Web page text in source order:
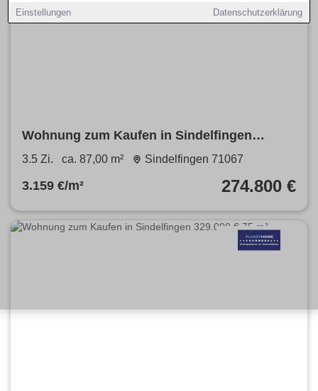
Einstellungen Datenschutzerklärung
Wohnung zum Kaufen in Sindelfingen
274.800 € 87 m²
3.5 Zi. ca. 87,00 m² Sindelfingen 71067
3.159 €/m² 274.800 €